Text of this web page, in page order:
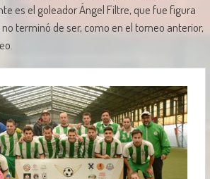
es el goleador Ángel Filtre, que fue figura
terminó de ser, como en el torneo anterior,